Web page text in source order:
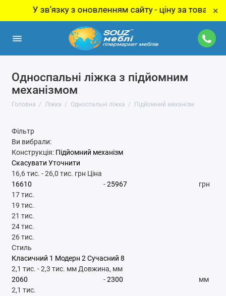
звʼязку з оновленням сайту - ціну за товар ×
Односпальні ліжка з підйомним
механізмом
Головна Ліжка Односпальні ліжка Підйомний механізм
Фільтр
Ви вибрали:
Конструкція: Підйомний механізм
Скасувати Уточнити
16,6 тис. -26,0 тис. грн Ціна
-
грн
17 тис.
19 тис.
21 тис.
24 тис.
26 тис.
Стиль
Класичний 1 Модерн 2 Сучасний 8
2,1 тис. -2,3 тис. ммДовжина, мм
-
мм
2,1 тис.